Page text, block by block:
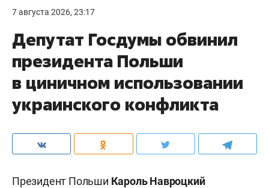
7 августа 2026, 23:17
Депутат Госдумы обвинил
президента Польши
в циничном использовании
украинского конфликта
Президент Польши Кароль Навроцкий